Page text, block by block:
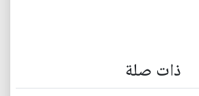
ذات صلة